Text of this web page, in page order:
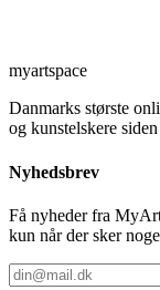
myartspace
Danmarks største
og kunstelskere
Nyhedsbrev
Få nyheder fra
kun når der sker